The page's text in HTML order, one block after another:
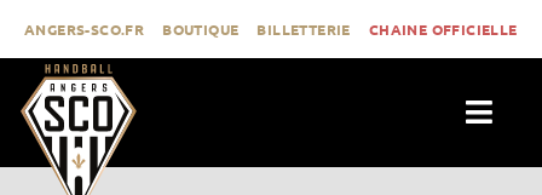
contenu
ANGERS-SCO.FR BOUTIQUE BILLETTERIE CHAINE OFFICIELLE
ACTUALITÉS